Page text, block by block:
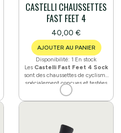
CASTELLI CHAUSSETTES
FAST FEET 4
40,00 €
AJOUTER AU PANIER
Disponibilité: 1 En stock
Les Castelli Fast Feet 4 Sock
sont des chaussettes de cyclisme
spécialement conçues et testées
pour l'aérodynamisme. La partie
de la chaussette Rosso Corsa pour